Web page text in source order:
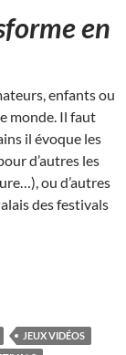
en
enfants ou
monde. Il faut
il évoque les
d’autres les
ou d’autres
des festivals
des jeux de
JEUX VIDÉOS